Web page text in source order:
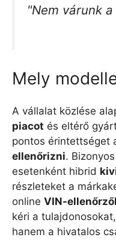
"Nem várunk
Mely
A vállalat közlése
piacot és eltérő
pontos érintettséget
ellenőrizni.
esetenként hibrid
részleteket a
online VIN-
kéri a
hanem a hivatalos